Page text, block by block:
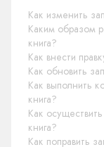
Как изменить
Каким образом
книга?
Как внести
Как обновить
Как выполнить
книга?
Как
книга?
Как поправить